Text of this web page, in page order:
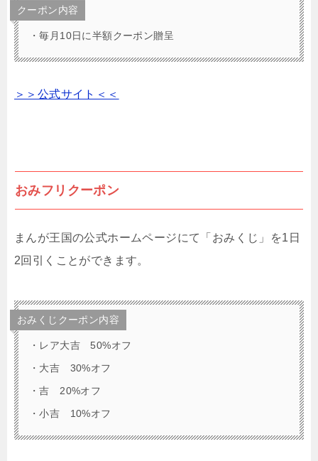
クーポン内容
・毎月10日に半額クーポン贈呈
＞＞公式サイト＜＜
おみフリクーポン
まんが王国の公式ホームページにて「おみくじ」を1日
2回引くことができます。
おみくじクーポン内容
・レア大吉 50%オフ
・大吉 30%オフ
・吉 20%オフ
・小吉 10%オフ